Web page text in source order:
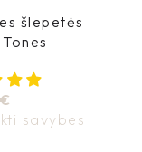
šlepetės
€
savybes